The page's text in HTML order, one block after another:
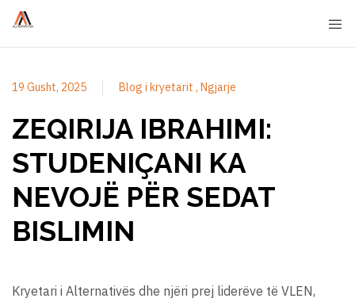
19 Gusht, 2025 Blog i kryetarit Ngjarje
ZEQIRIJA IBRAHIMI:
STUDENIÇANI KA
NEVOJË PËR SEDAT
BISLIMIN
Kryetari i Alternativës dhe njëri prej liderëve të VLEN,